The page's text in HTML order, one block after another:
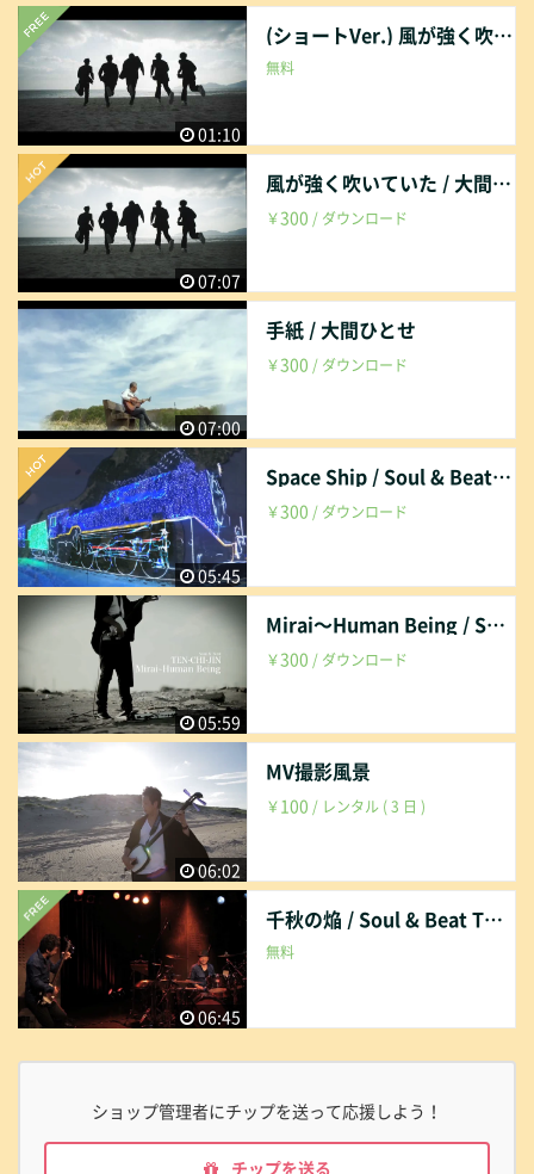
01:10
(ショートVer.) 風が強く吹いていた／大間ジロー
無料
07:07
風が強く吹いていた / 大間ジロー
￥300 / ダウンロード
07:00
手紙 / 大間ひとせ
￥300 / ダウンロード
05:45
Space Ship / Soul & Beat TEN-CHI-JIN
￥300 / ダウンロード
05:59
Mirai〜Human Being / Soul & Beat TEN-CHI-JIN
￥300 / ダウンロード
06:02
MV撮影風景
￥100 / レンタル ( 3 日 )
06:45
千秋の焔 / Soul & Beat TEN-CHI-JIN
無料
ショップ管理者にチップを送って応援しよう！
チップを送る